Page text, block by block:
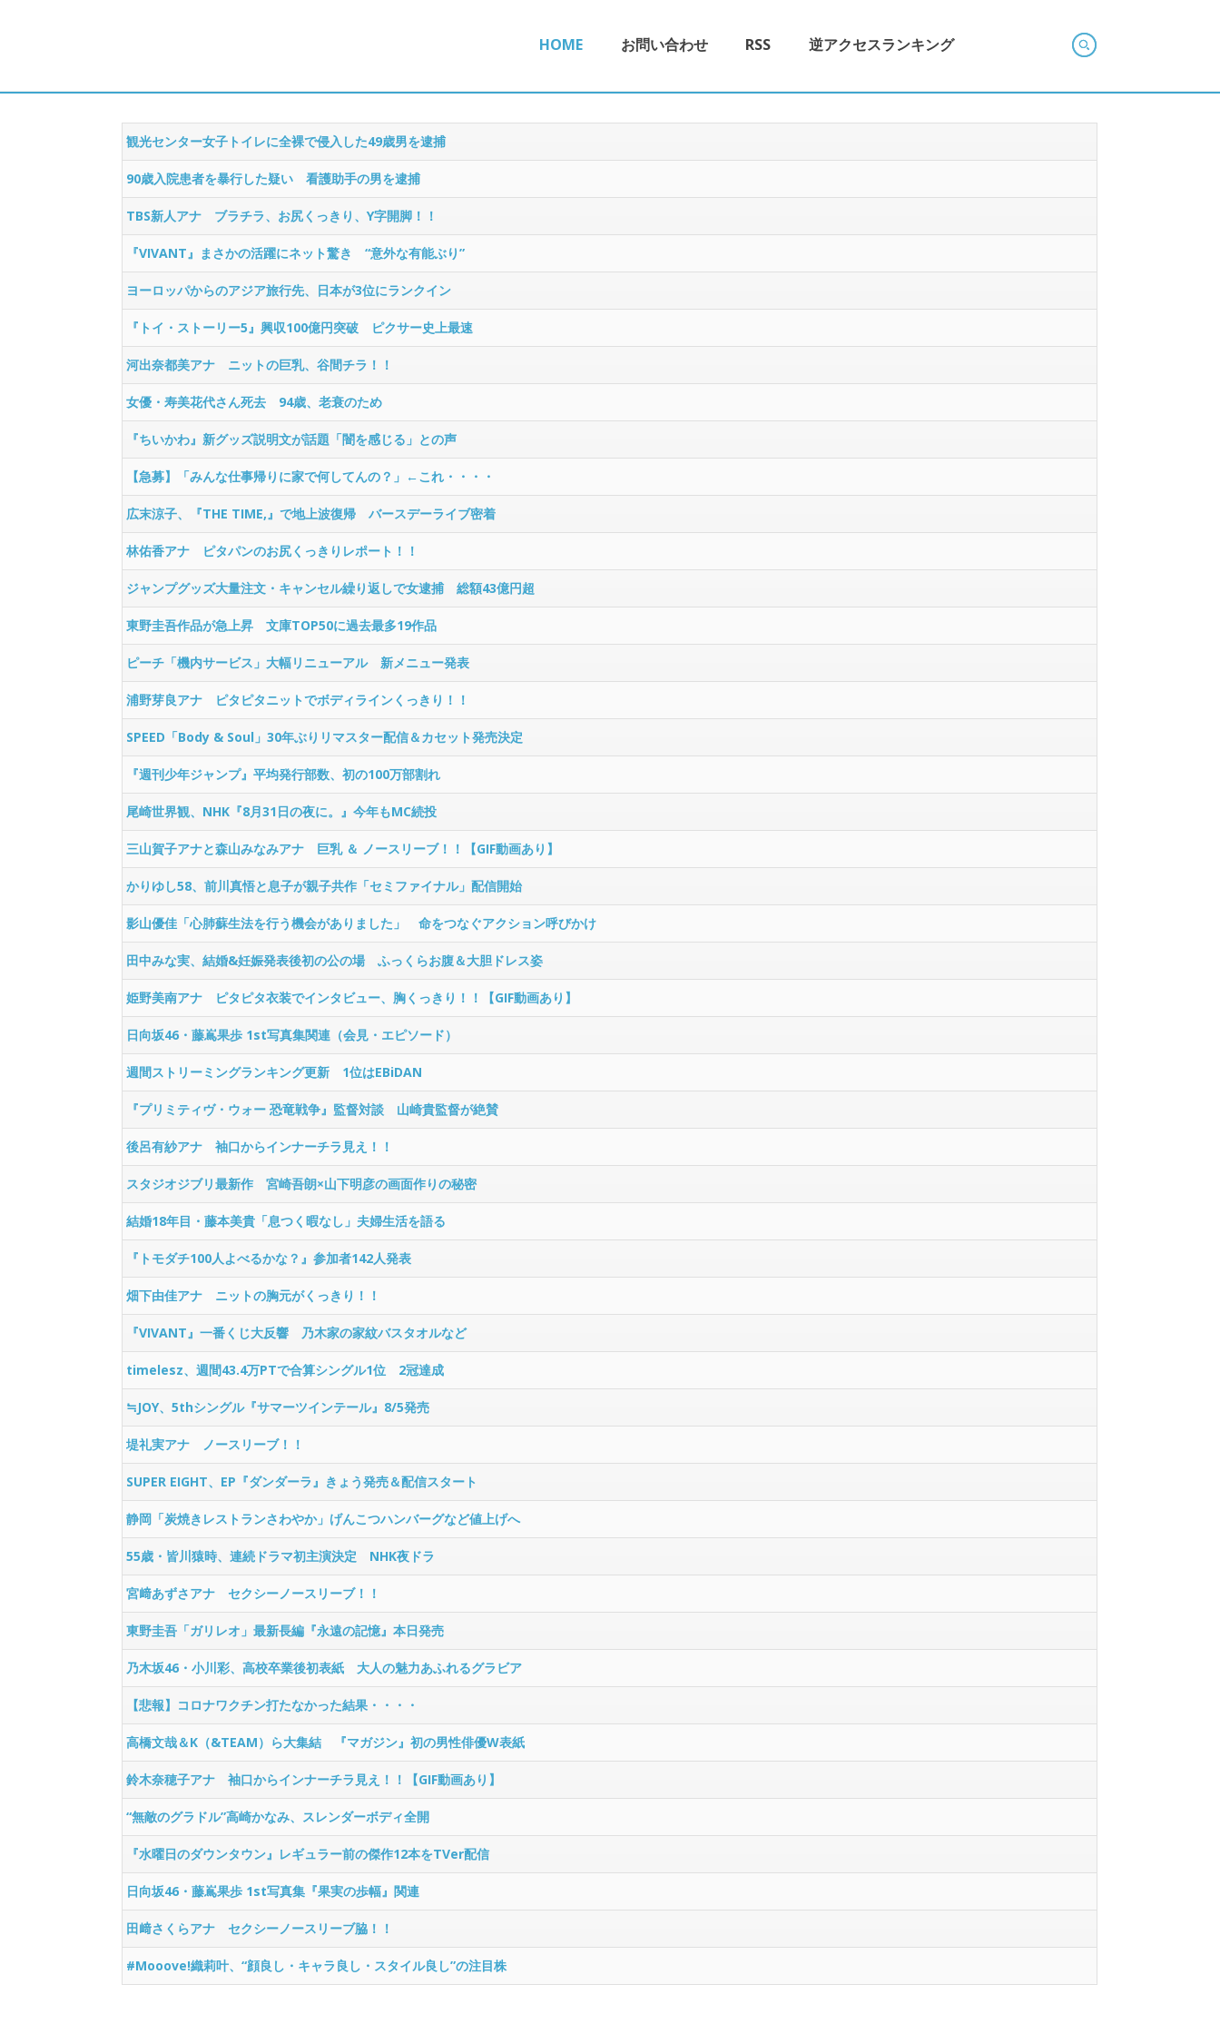
HOME お問い合わせ RSS 逆アクセスランキング
観光センター女子トイレに全裸で侵入した49歳男を逮捕
90歳入院患者を暴行した疑い 看護助手の男を逮捕
TBS新人アナ ブラチラ、お尻くっきり、Y字開脚！！
『VIVANT』まさかの活躍にネット驚き “意外な有能ぶり”
ヨーロッパからのアジア旅行先、日本が3位にランクイン
『トイ・ストーリー5』興収100億円突破 ピクサー史上最速
河出奈都美アナ ニットの巨乳、谷間チラ！！
女優・寿美花代さん死去 94歳、老衰のため
『ちいかわ』新グッズ説明文が話題「闇を感じる」との声
【急募】「みんな仕事帰りに家で何してんの？」←これ・・・・
広末涼子、『THE TIME,』で地上波復帰 バースデーライブ密着
林佑香アナ ピタパンのお尻くっきりレポート！！
ジャンプグッズ大量注文・キャンセル繰り返しで女逮捕 総額43億円超
東野圭吾作品が急上昇 文庫TOP50に過去最多19作品
ピーチ「機内サービス」大幅リニューアル 新メニュー発表
浦野芽良アナ ピタピタニットでボディラインくっきり！！
SPEED「Body & Soul」30年ぶりリマスター配信＆カセット発売決定
『週刊少年ジャンプ』平均発行部数、初の100万部割れ
尾崎世界観、NHK『8月31日の夜に。』今年もMC続投
三山賀子アナと森山みなみアナ 巨乳 ＆ ノースリーブ！！【GIF動画あり】
かりゆし58、前川真悟と息子が親子共作「セミファイナル」配信開始
影山優佳「心肺蘇生法を行う機会がありました」 命をつなぐアクション呼びかけ
田中みな実、結婚&妊娠発表後初の公の場 ふっくらお腹＆大胆ドレス姿
姫野美南アナ ピタピタ衣装でインタビュー、胸くっきり！！【GIF動画あり】
日向坂46・藤嶌果歩 1st写真集関連（会見・エピソード）
週間ストリーミングランキング更新 1位はEBiDAN
『プリミティヴ・ウォー 恐竜戦争』監督対談 山崎貴監督が絶賛
後呂有紗アナ 袖口からインナーチラ見え！！
スタジオジブリ最新作 宮崎吾朗×山下明彦の画面作りの秘密
結婚18年目・藤本美貴「息つく暇なし」夫婦生活を語る
『トモダチ100人よべるかな？』参加者142人発表
畑下由佳アナ ニットの胸元がくっきり！！
『VIVANT』一番くじ大反響 乃木家の家紋バスタオルなど
timelesz、週間43.4万PTで合算シングル1位 2冠達成
≒JOY、5thシングル『サマーツインテール』8/5発売
堤礼実アナ ノースリーブ！！
SUPER EIGHT、EP『ダンダーラ』きょう発売＆配信スタート
静岡「炭焼きレストランさわやか」げんこつハンバーグなど値上げへ
55歳・皆川猿時、連続ドラマ初主演決定 NHK夜ドラ
宮﨑あずさアナ セクシーノースリーブ！！
東野圭吾「ガリレオ」最新長編『永遠の記憶』本日発売
乃木坂46・小川彩、高校卒業後初表紙 大人の魅力あふれるグラビア
【悲報】コロナワクチン打たなかった結果・・・・
高橋文哉＆K（&TEAM）ら大集結 『マガジン』初の男性俳優W表紙
鈴木奈穂子アナ 袖口からインナーチラ見え！！【GIF動画あり】
“無敵のグラドル”高崎かなみ、スレンダーボディ全開
『水曜日のダウンタウン』レギュラー前の傑作12本をTVer配信
日向坂46・藤嶌果歩 1st写真集『果実の歩幅』関連
田﨑さくらアナ セクシーノースリーブ脇！！
#Mooove!織莉叶、“顔良し・キャラ良し・スタイル良し”の注目株